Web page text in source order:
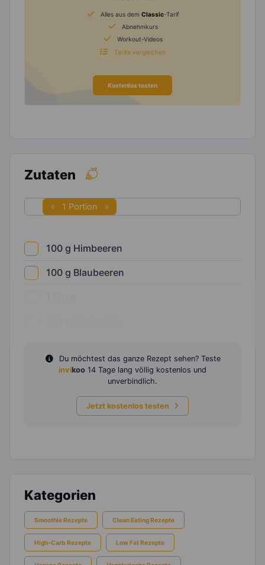
Alles aus dem Classic-Tarif
Abnehmkurs
Workout-Videos
Tarife vergleichen
Kostenlos testen
Zutaten
1 Portion
100 g Himbeeren
100 g Blaubeeren
Du möchtest das ganze Rezept sehen? Teste
invikoo 14 Tage lang völlig kostenlos und
unverbindlich.
Jetzt kostenlos testen
Kategorien
Smoothie Rezepte Clean Eating Rezepte
High-Carb Rezepte Low Fat Rezepte